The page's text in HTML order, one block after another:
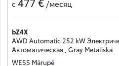
с /месяц
bZ4X
AWD Automatic 252 kW
Автоматическая , Gray Metāliska
WESS Mārupē